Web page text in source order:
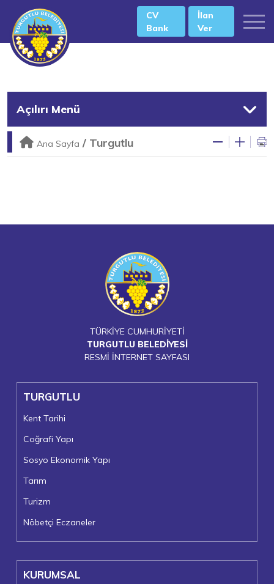
CV
Bank
İlan
Ver
Açılırı Menü
Ana Sayfa / Turgutlu
TÜRKİYE CUMHURİYETİ
TURGUTLU BELEDİYESİ
RESMİ İNTERNET SAYFASI
TURGUTLU
Kent Tarihi
Coğrafi Yapı
Sosyo Ekonomik Yapı
Tarım
Turizm
Nöbetçi Eczaneler
KURUMSAL